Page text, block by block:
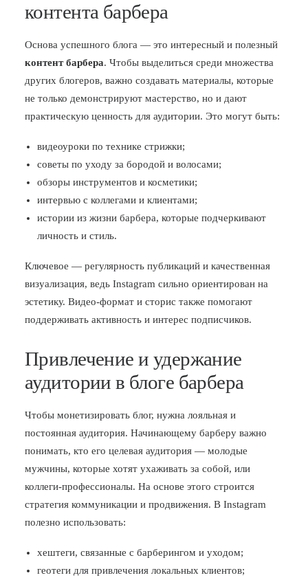
контента барбера
Основа успешного блога — это интересный и полезный
контент барбера. Чтобы выделиться среди множества
других блогеров, важно создавать материалы, которые
не только демонстрируют мастерство, но и дают
практическую ценность для аудитории. Это могут быть:
видеоуроки по технике стрижки;
советы по уходу за бородой и волосами;
обзоры инструментов и косметики;
интервью с коллегами и клиентами;
истории из жизни барбера, которые подчеркивают
личность и стиль.
Ключевое — регулярность публикаций и качественная
визуализация, ведь Instagram сильно ориентирован на
эстетику. Видео-формат и сторис также помогают
поддерживать активность и интерес подписчиков.
Привлечение и удержание
аудитории в блоге барбера
Чтобы монетизировать блог, нужна лояльная и
постоянная аудитория. Начинающему барберу важно
понимать, кто его целевая аудитория — молодые
мужчины, которые хотят ухаживать за собой, или
коллеги-профессионалы. На основе этого строится
стратегия коммуникации и продвижения. В Instagram
полезно использовать:
хештеги, связанные с барберингом и уходом;
геотеги для привлечения локальных клиентов;